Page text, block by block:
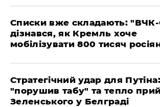
Списки вже складають:
дізнався, як Кремль хоче
мобілізувати 800 тисяч
Стратегічний удар для
"порушив табу" та тепло
Зеленського у Белграді